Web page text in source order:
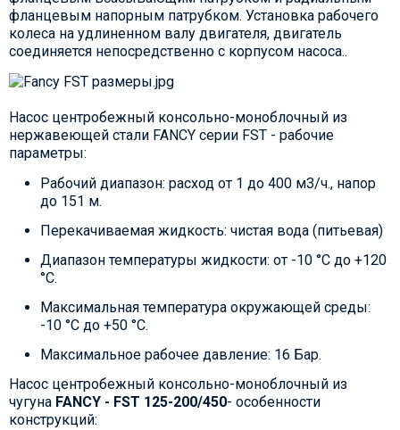
фланцевым напорным патрубком. Установка рабочего
колеса на удлиненном валу двигателя, двигатель
соединяется непосредственно с корпусом насоса..
Насос центробежный консольно-моноблочный из
нержавеющей стали FANCY серии FST - рабочие
параметры:
Рабочий диапазон: расход от 1 до 400 м3/ч., напор
до 151 м.
Перекачиваемая жидкость: чистая вода (питьевая)
Диапазон температуры жидкости: от -10 °C до +120
°C.
Максимальная температура окружающей среды:
-10 °C до +50 °C.
Максимальное рабочее давление: 16 Бар.
Насос центробежный консольно-моноблочный из
чугуна FANCY - FST 125-200/450- особенности
конструкций: